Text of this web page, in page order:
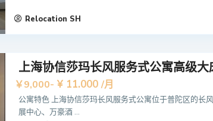
Relocation SH
上海协信莎玛长风服务式公寓高级大
￥9,000- ¥ 11.000 /月
公寓特色 上海协信莎玛长风服务式公寓位于普陀区的长
展中心、万豪酒 ...